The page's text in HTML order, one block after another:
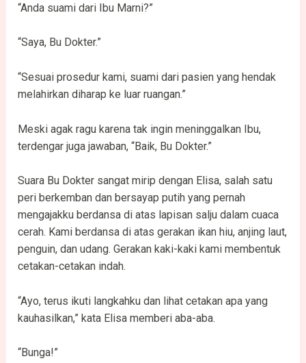
“Anda suami dari Ibu Marni?”
“Saya, Bu Dokter.”
“Sesuai prosedur kami, suami dari pasien yang hendak
melahirkan diharap ke luar ruangan.”
Meski agak ragu karena tak ingin meninggalkan Ibu,
terdengar juga jawaban, “Baik, Bu Dokter.”
Suara Bu Dokter sangat mirip dengan Elisa, salah satu
peri berkemban dan bersayap putih yang pernah
mengajakku berdansa di atas lapisan salju dalam cuaca
cerah. Kami berdansa di atas gerakan ikan hiu, anjing laut,
penguin, dan udang. Gerakan kaki-kaki kami membentuk
cetakan-cetakan indah.
“Ayo, terus ikuti langkahku dan lihat cetakan apa yang
kauhasilkan,” kata Elisa memberi aba-aba.
“Bunga!”